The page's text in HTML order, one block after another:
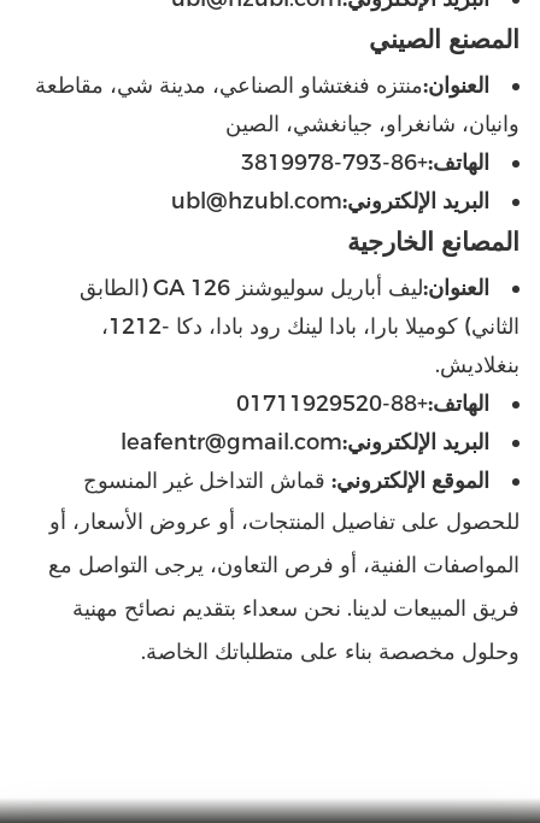
المصنع الصيني
العنوان:منتزه فنغتشاو الصناعي، مدينة شي، مقاطعة
وانيان، شانغراو، جيانغشي، الصين
الهاتف:+86-793-3819978
البريد الإلكتروني:ubl@hzubl.com
المصانع الخارجية
العنوان:
ليف أباريل سوليوشنز GA 126 (الطابق
الثاني) كوميلا بارا، بادا لينك رود بادا، دكا -1212،
بنغلاديش.
الهاتف:+88-01711929520
البريد الإلكتروني:leafentr@gmail.com
الموقع الإلكتروني: قماش التداخل غير المنسوج
للحصول على تفاصيل المنتجات، أو عروض الأسعار، أو
المواصفات الفنية، أو فرص التعاون، يرجى التواصل مع
فريق المبيعات لدينا. نحن سعداء بتقديم نصائح مهنية
وحلول مخصصة بناء على متطلباتك الخاصة.